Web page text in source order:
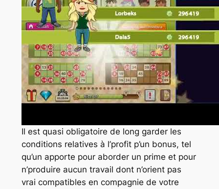
Il est quasi obligatoire de long garder les
conditions relatives à l’profit p’un bonus, tel
qu’un apporte pour aborder un prime et pour
n’produire aucun travail dont n’orient pas
vrai compatibles en compagnie de votre